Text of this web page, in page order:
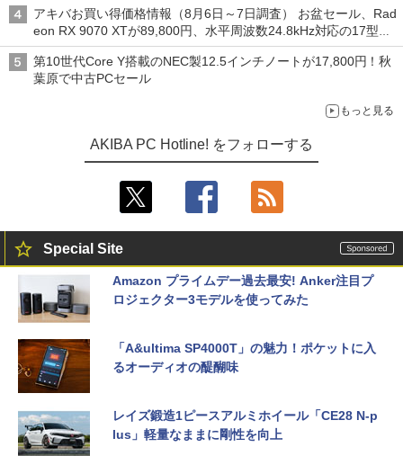
アキバお買い得価格情報（8月6日～7日調査） お盆セール、Rad
eon RX 9070 XTが89,800円、水平周波数24.8kHz対応の17型モ
ニターが9,801円、暑さ指数連動セール ほか
第10世代Core Y搭載のNEC製12.5インチノートが17,800円！秋
葉原で中古PCセール
もっと見る
AKIBA PC Hotline! をフォローする
Special Site
Amazon プライムデー過去最安! Anker注目プ
ロジェクター3モデルを使ってみた
「A&ultima SP4000T」の魅力！ポケットに入
るオーディオの醍醐味
レイズ鍛造1ピースアルミホイール「CE28 N-p
lus」軽量なままに剛性を向上